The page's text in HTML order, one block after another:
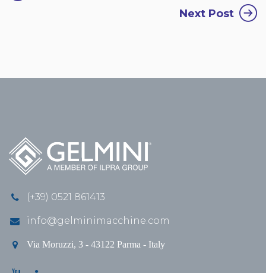
Next Post
(+39) 0521 861413
info@gelminimacchine.com
Via Moruzzi, 3 - 43122 Parma - Italy